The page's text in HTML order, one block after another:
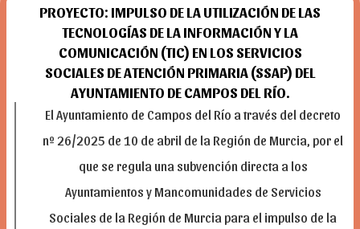
PROYECTO: IMPULSO DE LA UTILIZACIÓN DE LAS
TECNOLOGÍAS DE LA INFORMACIÓN Y LA
COMUNICACIÓN (TIC) EN LOS SERVICIOS
SOCIALES DE ATENCIÓN PRIMARIA (SSAP) DEL
AYUNTAMIENTO DE CAMPOS DEL RÍO.
El Ayuntamiento de Campos del Río a través del decreto
nº 26/2025 de 10 de abril de la Región de Murcia, por el
que se regula una subvención directa a los
Ayuntamientos y Mancomunidades de Servicios
Sociales de la Región de Murcia para el impulso de la